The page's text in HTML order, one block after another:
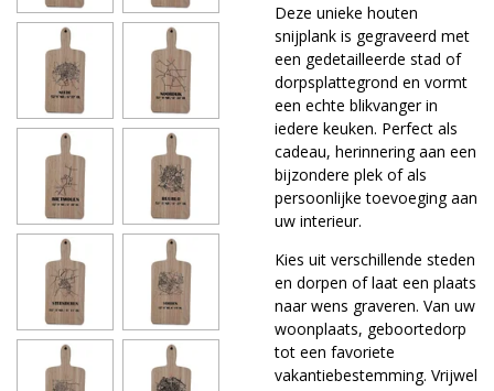
Deze unieke houten
snijplank is gegraveerd met
een gedetailleerde stad of
dorpsplattegrond en vormt
een echte blikvanger in
iedere keuken. Perfect als
cadeau, herinnering aan een
bijzondere plek of als
persoonlijke toevoeging aan
uw interieur.
Kies uit verschillende steden
en dorpen of laat een plaats
naar wens graveren. Van uw
woonplaats, geboortedorp
tot een favoriete
vakantiebestemming. Vrijwel